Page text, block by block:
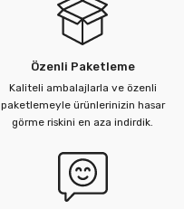
Özenli Paketleme
Kaliteli ambalajlarla ve özenli
paketlemeyle ürünlerinizin hasar
görme riskini en aza indirdik.